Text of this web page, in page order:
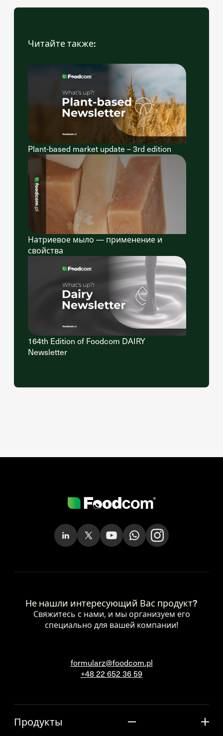
Читайте также:
Plant-based market update – 3rd edition
Натриевое мыло — применение и
свойства
164th Edition of Foodcom DAIRY
Newsletter
Не нашли интересующий Вас продукт?
Свяжитесь с нами, и мы организуем его
специально для вашей компании!
formularz@foodcom.pl
+48 22 652 36 59
Продукты